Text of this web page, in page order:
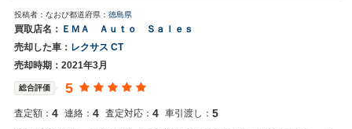
投稿者：なおぴ都道府県： 徳島県
買取店名： ＥＭＡ Ａｕｔｏ Ｓａｌｅｓ
売却した車： レクサス CT
売却時期：2021年3月
総合評価 5
査定額： 4 連絡： 4 査定対応： 4 車引渡し： 5